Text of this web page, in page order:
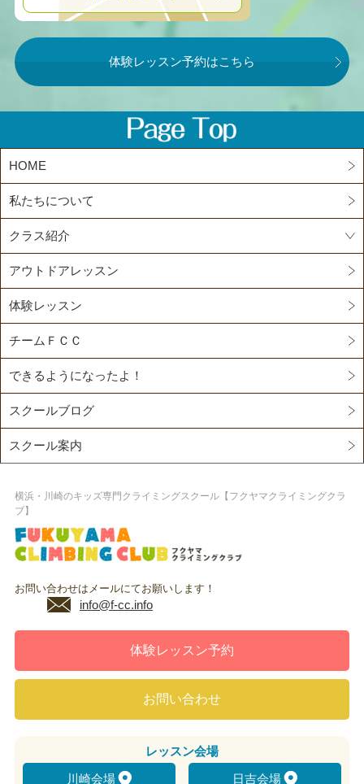
体験レッスン予約はこちら
HOME
私たちについて
クラス紹介
アウトドアレッスン
体験レッスン
チームＦＣＣ
できるようになったよ！
スクールブログ
スクール案内
横浜・川崎のキッズ専門クライミングスクール【フクヤマクライミングクラ
ブ】
お問い合わせはメールにてお願いします！
info@f-cc.info
体験レッスン予約
お問い合わせ
レッスン会場
川崎会場
日吉会場